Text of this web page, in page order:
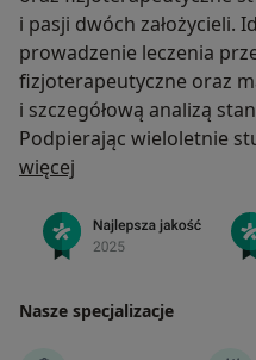
i pasji dwóch założycieli.
prowadzenie leczenia
fizjoterapeutyczne oraz
i szczegółową analizą
Podpierając wieloletnie
doświadczeniem
profesjonalizm,
priorytetem jest Pacjent
więcej
Nasze specjalizacje